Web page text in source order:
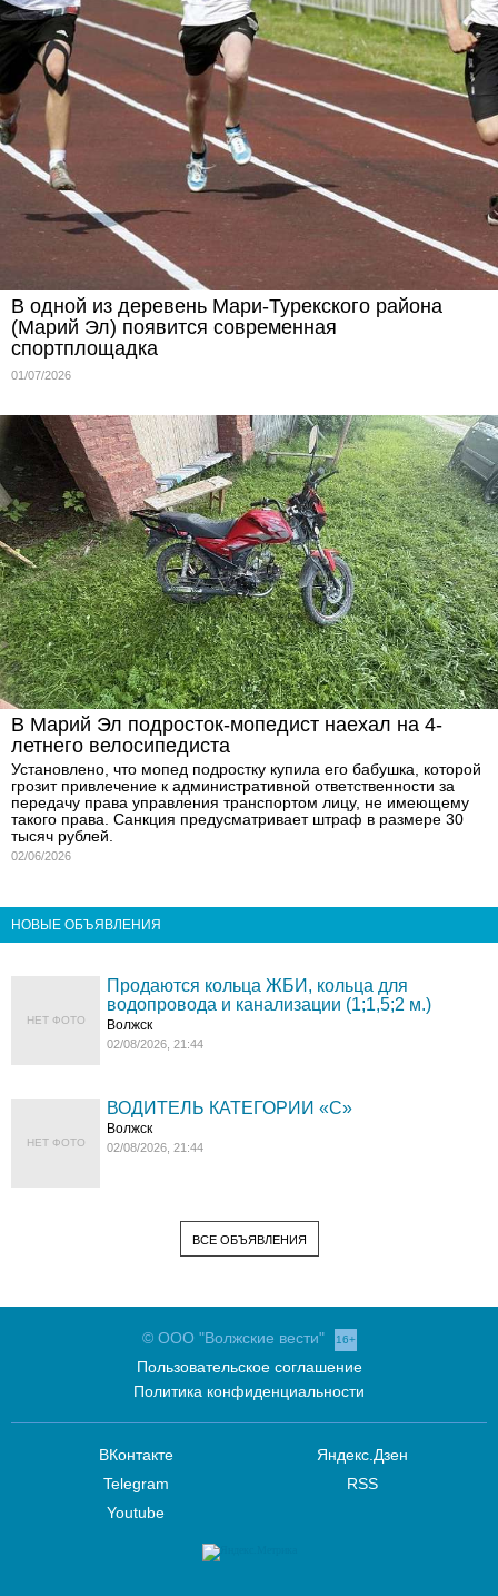
В одной из деревень Мари‑Турекского района
(Марий Эл) появится современная
спортплощадка
01/07/2026
В Марий Эл подросток-мопедист наехал на 4-
летнего велосипедиста
Установлено, что мопед подростку купила его бабушка, которой
грозит привлечение к административной ответственности за
передачу права управления транспортом лицу, не имеющему
такого права. Санкция предусматривает штраф в размере 30
тысяч рублей.
02/06/2026
НОВЫЕ ОБЪЯВЛЕНИЯ
НЕТ ФОТО
Продаются кольца ЖБИ, кольца для
водопровода и канализации (1;1,5;2 м.)
Волжск
02/08/2026, 21:44
НЕТ ФОТО
ВОДИТЕЛЬ КАТЕГОРИИ «C»
Волжск
02/08/2026, 21:44
ВСЕ ОБЪЯВЛЕНИЯ
© ООО "Волжские вести" 16+
Пользовательское соглашение
Политика конфиденциальности
ВКонтакте
Telegram
Youtube
Яндекс.Дзен
RSS